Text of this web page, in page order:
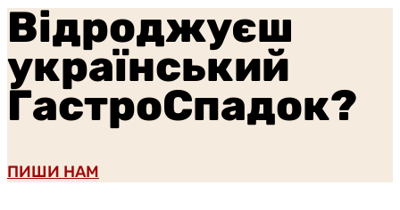
Відроджуєш
український
ГастроСпадок?
ПИШИ НАМ